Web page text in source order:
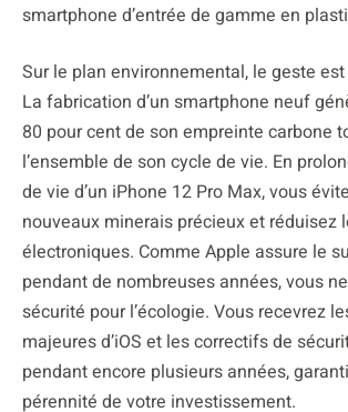
smartphone d’entrée de gamme en
Sur le plan environnemental, le geste
La fabrication d’un smartphone neuf
80 pour cent de son empreinte carbone
l’ensemble de son cycle de vie. En
de vie d’un iPhone 12 Pro Max, vous
nouveaux minerais précieux et réduisez
électroniques. Comme Apple assure le
pendant de nombreuses années, vous
sécurité pour l’écologie. Vous recevrez
majeures d’iOS et les correctifs de
pendant encore plusieurs années,
pérennité de votre investissement.